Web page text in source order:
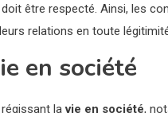
être respecté. Ainsi, les
relations en toute
en société
régissant lavie en société,